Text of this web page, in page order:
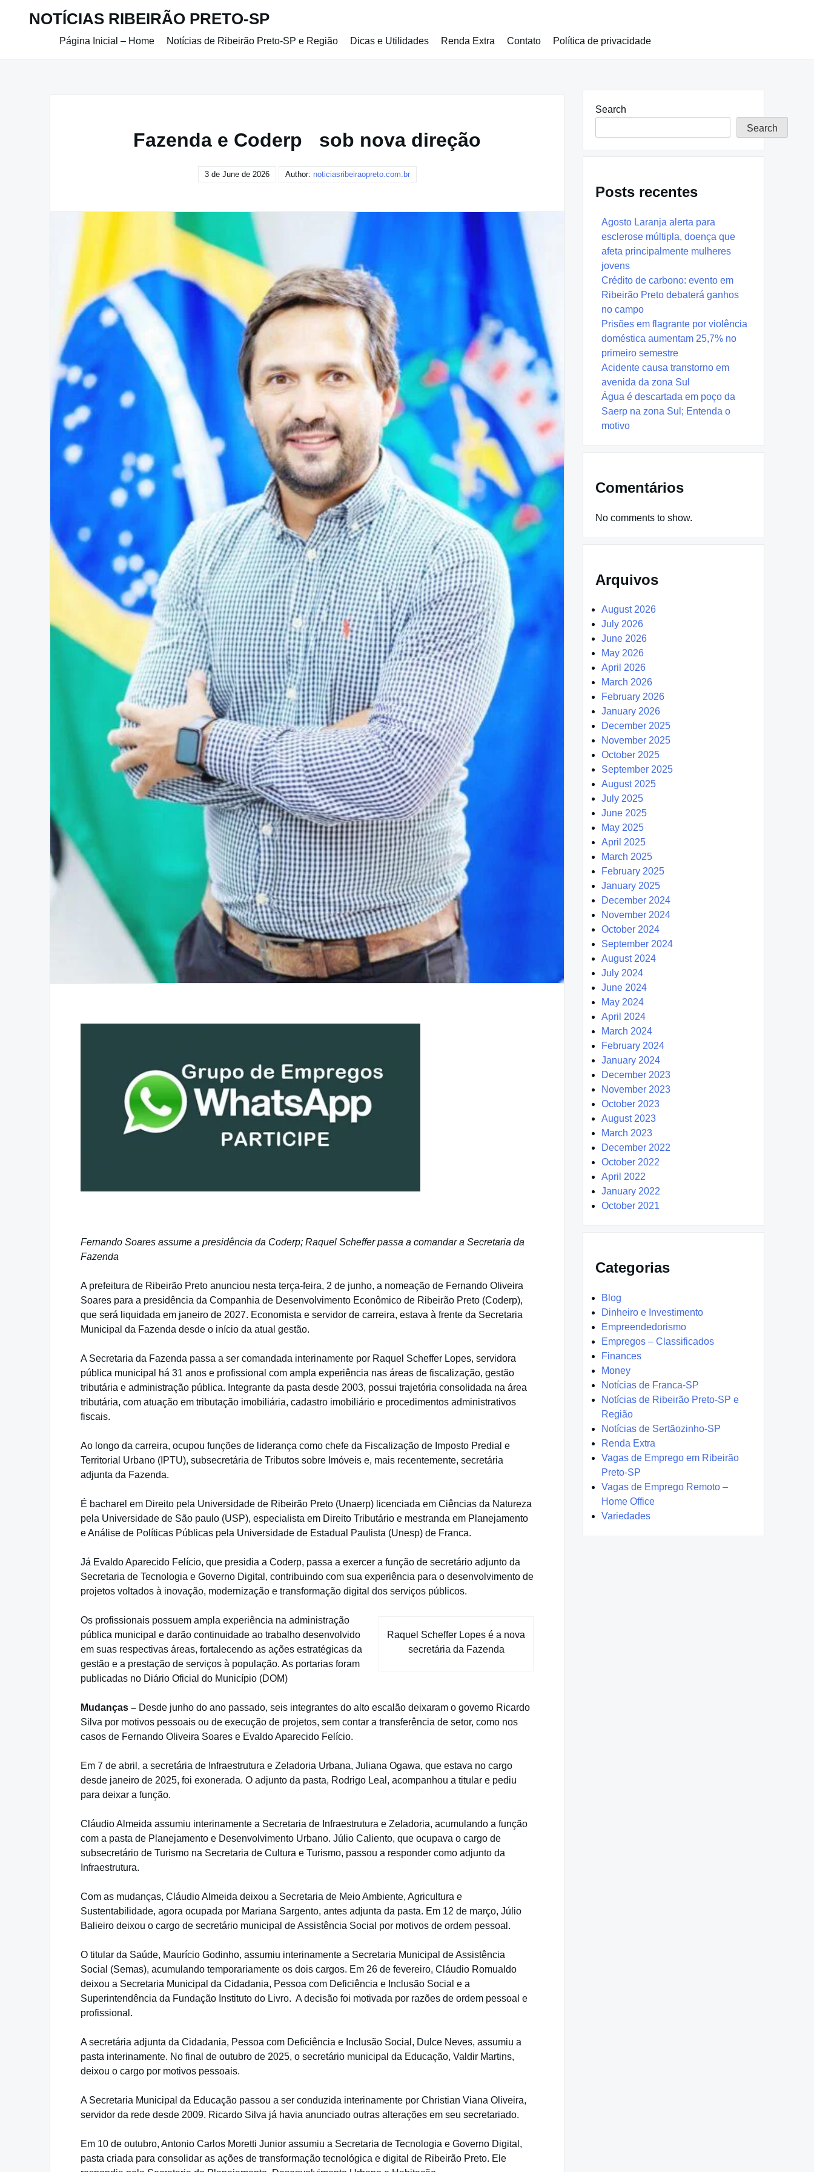
NOTÍCIAS RIBEIRÃO PRETO-SP
Página Inicial – Home Notícias de Ribeirão Preto-SP e Região Dicas e Utilidades Renda Extra Contato Política de privacidade
Fazenda e Coderp sob nova direção
3 de June de 2026 Author: noticiasribeiraopreto.com.br
Fernando Soares assume a presidência da Coderp; Raquel Scheffer passa a comandar a Secretaria da
Fazenda
A prefeitura de Ribeirão Preto anunciou nesta terça-feira, 2 de junho, a nomeação de Fernando Oliveira
Soares para a presidência da Companhia de Desenvolvimento Econômico de Ribeirão Preto (Coderp),
que será liquidada em janeiro de 2027. Economista e servidor de carreira, estava à frente da Secretaria
Municipal da Fazenda desde o início da atual gestão.
A Secretaria da Fazenda passa a ser comandada interinamente por Raquel Scheffer Lopes, servidora
pública municipal há 31 anos e profissional com ampla experiência nas áreas de fiscalização, gestão
tributária e administração pública. Integrante da pasta desde 2003, possui trajetória consolidada na área
tributária, com atuação em tributação imobiliária, cadastro imobiliário e procedimentos administrativos
fiscais.
Ao longo da carreira, ocupou funções de liderança como chefe da Fiscalização de Imposto Predial e
Territorial Urbano (IPTU), subsecretária de Tributos sobre Imóveis e, mais recentemente, secretária
adjunta da Fazenda.
É bacharel em Direito pela Universidade de Ribeirão Preto (Unaerp) licenciada em Ciências da Natureza
pela Universidade de São paulo (USP), especialista em Direito Tributário e mestranda em Planejamento
e Análise de Políticas Públicas pela Universidade de Estadual Paulista (Unesp) de Franca.
Já Evaldo Aparecido Felício, que presidia a Coderp, passa a exercer a função de secretário adjunto da
Secretaria de Tecnologia e Governo Digital, contribuindo com sua experiência para o desenvolvimento de
projetos voltados à inovação, modernização e transformação digital dos serviços públicos.
Raquel Scheffer Lopes é a nova
secretária da Fazenda
Os profissionais possuem ampla experiência na administração
pública municipal e darão continuidade ao trabalho desenvolvido
em suas respectivas áreas, fortalecendo as ações estratégicas da
gestão e a prestação de serviços à população. As portarias foram
publicadas no Diário Oficial do Município (DOM)
Mudanças – Desde junho do ano passado, seis integrantes do alto escalão deixaram o governo Ricardo
Silva por motivos pessoais ou de execução de projetos, sem contar a transferência de setor, como nos
casos de Fernando Oliveira Soares e Evaldo Aparecido Felício.
Em 7 de abril, a secretária de Infraestrutura e Zeladoria Urbana, Juliana Ogawa, que estava no cargo
desde janeiro de 2025, foi exonerada. O adjunto da pasta, Rodrigo Leal, acompanhou a titular e pediu
para deixar a função.
Cláudio Almeida assumiu interinamente a Secretaria de Infraestrutura e Zeladoria, acumulando a função
com a pasta de Planejamento e Desenvolvimento Urbano. Júlio Caliento, que ocupava o cargo de
subsecretário de Turismo na Secretaria de Cultura e Turismo, passou a responder como adjunto da
Infraestrutura.
Com as mudanças, Cláudio Almeida deixou a Secretaria de Meio Ambiente, Agricultura e
Sustentabilidade, agora ocupada por Mariana Sargento, antes adjunta da pasta. Em 12 de março, Júlio
Balieiro deixou o cargo de secretário municipal de Assistência Social por motivos de ordem pessoal.
O titular da Saúde, Maurício Godinho, assumiu interinamente a Secretaria Municipal de Assistência
Social (Semas), acumulando temporariamente os dois cargos. Em 26 de fevereiro, Cláudio Romualdo
deixou a Secretaria Municipal da Cidadania, Pessoa com Deficiência e Inclusão Social e a
Superintendência da Fundação Instituto do Livro. A decisão foi motivada por razões de ordem pessoal e
profissional.
A secretária adjunta da Cidadania, Pessoa com Deficiência e Inclusão Social, Dulce Neves, assumiu a
pasta interinamente. No final de outubro de 2025, o secretário municipal da Educação, Valdir Martins,
deixou o cargo por motivos pessoais.
A Secretaria Municipal da Educação passou a ser conduzida interinamente por Christian Viana Oliveira,
servidor da rede desde 2009. Ricardo Silva já havia anunciado outras alterações em seu secretariado.
Em 10 de outubro, Antonio Carlos Moretti Junior assumiu a Secretaria de Tecnologia e Governo Digital,
pasta criada para consolidar as ações de transformação tecnológica e digital de Ribeirão Preto. Ele
Search
Search
Posts recentes
Agosto Laranja alerta para
esclerose múltipla, doença que
afeta principalmente mulheres
jovens
Crédito de carbono: evento em
Ribeirão Preto debaterá ganhos
no campo
Prisões em flagrante por violência
doméstica aumentam 25,7% no
primeiro semestre
Acidente causa transtorno em
avenida da zona Sul
Água é descartada em poço da
Saerp na zona Sul; Entenda o
motivo
Comentários
No comments to show.
Arquivos
August 2026
July 2026
June 2026
May 2026
April 2026
March 2026
February 2026
January 2026
December 2025
November 2025
October 2025
September 2025
August 2025
July 2025
June 2025
May 2025
April 2025
March 2025
February 2025
January 2025
December 2024
November 2024
October 2024
September 2024
August 2024
July 2024
June 2024
May 2024
April 2024
March 2024
February 2024
January 2024
December 2023
November 2023
October 2023
August 2023
March 2023
December 2022
October 2022
April 2022
January 2022
October 2021
Categorias
Blog
Dinheiro e Investimento
Empreendedorismo
Empregos – Classificados
Finances
Money
Notícias de Franca-SP
Notícias de Ribeirão Preto-SP e
Região
Notícias de Sertãozinho-SP
Renda Extra
Vagas de Emprego em Ribeirão
Preto-SP
Vagas de Emprego Remoto –
Home Office
Variedades